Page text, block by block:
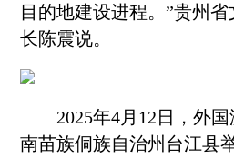
目的地建设进程。”贵州
长陈震说。
2025年4月12日，外国
南苗族侗族自治州台江县